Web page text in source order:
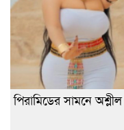
পিরামিডের সামনে